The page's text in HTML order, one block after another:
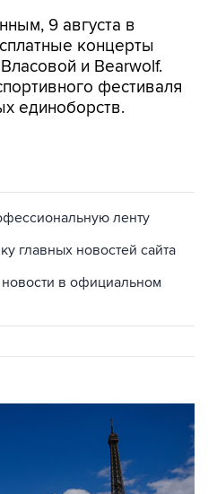
9 августа в
концерты
и Bearwolf.
фестиваля
единоборств.
ленту
главных новостей сайта
в официальном